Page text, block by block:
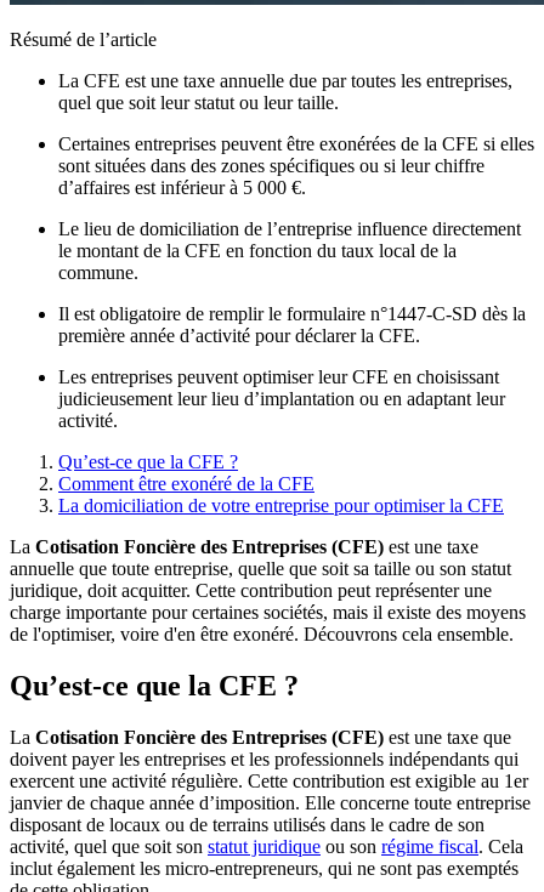
Résumé de l’article
La CFE est une taxe annuelle due par toutes les entreprises,
quel que soit leur statut ou leur taille.
Certaines entreprises peuvent être exonérées de la CFE si elles
sont situées dans des zones spécifiques ou si leur chiffre
d’affaires est inférieur à 5 000 €.
Le lieu de domiciliation de l’entreprise influence directement
le montant de la CFE en fonction du taux local de la
commune.
Il est obligatoire de remplir le formulaire n°1447-C-SD dès la
première année d’activité pour déclarer la CFE.
Les entreprises peuvent optimiser leur CFE en choisissant
judicieusement leur lieu d’implantation ou en adaptant leur
activité.
Qu’est-ce que la CFE ?
Comment être exonéré de la CFE
La domiciliation de votre entreprise pour optimiser la CFE
La Cotisation Foncière des Entreprises (CFE) est une taxe
annuelle que toute entreprise, quelle que soit sa taille ou son statut
juridique, doit acquitter. Cette contribution peut représenter une
charge importante pour certaines sociétés, mais il existe des moyens
de l'optimiser, voire d'en être exonéré. Découvrons cela ensemble.
Qu’est-ce que la CFE ?
La Cotisation Foncière des Entreprises (CFE) est une taxe que
doivent payer les entreprises et les professionnels indépendants qui
exercent une activité régulière. Cette contribution est exigible au 1er
janvier de chaque année d’imposition. Elle concerne toute entreprise
disposant de locaux ou de terrains utilisés dans le cadre de son
activité, quel que soit son statut juridique ou son régime fiscal. Cela
inclut également les micro-entrepreneurs, qui ne sont pas exemptés